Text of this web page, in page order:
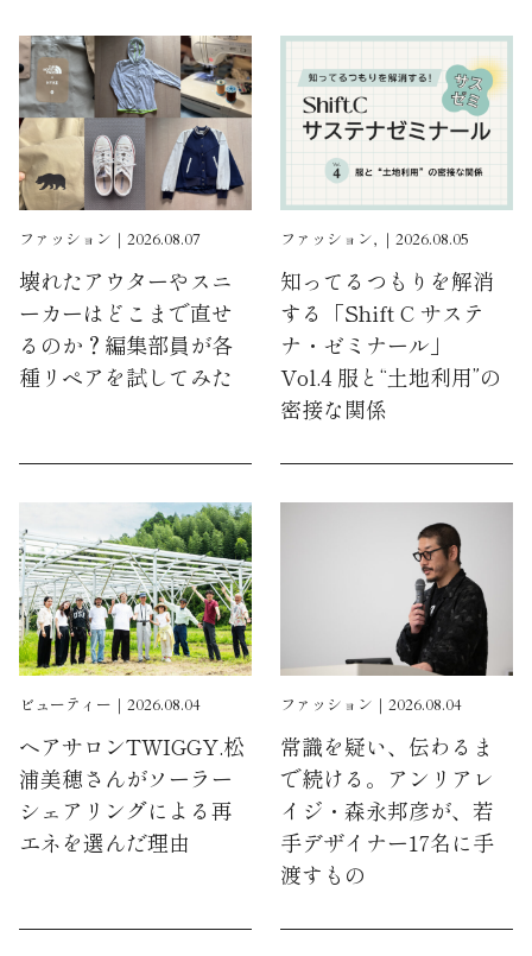
ファッション｜2026.08.07
壊れたアウターやスニ
ーカーはどこまで直せ
るのか？編集部員が各
種リペアを試してみた
ファッション, ｜2026.08.05
知ってるつもりを解消
する「Shift C サステ
ナ・ゼミナール」
Vol.4 服と“土地利用”の
密接な関係
ビューティー｜2026.08.04
ヘアサロンTWIGGY.松
浦美穂さんがソーラー
シェアリングによる再
エネを選んだ理由
ファッション｜2026.08.04
常識を疑い、伝わるま
で続ける。アンリアレ
イジ・森永邦彦が、若
手デザイナー17名に手
渡すもの